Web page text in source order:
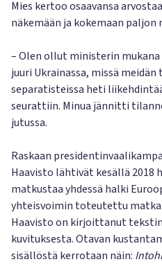
Mies kertoo osaavansa
näkemään ja kokemaan paljon
– Olen ollut ministerin mukana
juuri Ukrainassa, missä
separatisteissa heti
seurattiin. Minua jännitti
jutussa.
Raskaan
Haavisto lähtivät kesällä 2018
matkustaa yhdessä halki
yhteisvoimin toteutettu
Haavisto on kirjoittanut
kuvituksesta. Otavan
sisällöstä kerrotaan näin: